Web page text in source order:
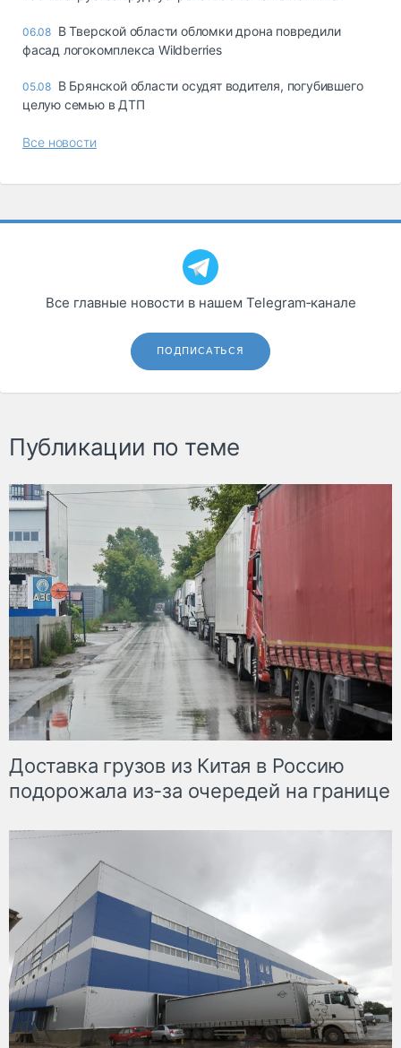
06.08 В Тверской области обломки дрона повредили
фасад логокомплекса Wildberries
05.08 В Брянской области осудят водителя, погубившего
целую семью в ДТП
Все новости
Все главные новости в нашем Telegram‑канале
ПОДПИСАТЬСЯ
Публикации по теме
Доставка грузов из Китая в Россию
подорожала из-за очередей на границе